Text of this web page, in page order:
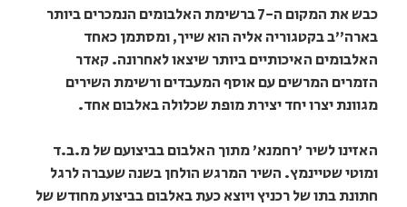
כבש את המקום ה-7 ברשימת האלבומים הנמכרים ביותר
בארה"ב בקטגוריה אליה הוא שייך, ומסתמן כאחד
האלבומים האיכותיים ביותר שיצאו לאחרונה. קאדר
הזמרים המרשים עם אוסף המעבדים ורשימת השירים
מגוונת יצרו יחד יצירת מופת שכלולה באלבום אחד.
האזינו לשיר 'רחמנא' מתוך האלבום בביצועם של מ.ב.ד
ומוטי שטיינמץ. השיר המרגש הולחן בשנה שעברה לרגל
חתונת בתו של רכניץ ויוצא כעת באלבום בביצוע מחודש של